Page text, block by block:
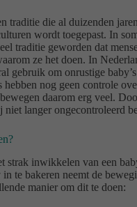
traditie die al duizenden
wordt toegepast. In
traditie geworden dat
ze het doen. In
gebruik om onrustige
hebben nog geen controle
daarom erg veel.
niet langer ongecontroleerd
strak inwikkelen van een
in te bakeren neemt de
manier om dit te doen: